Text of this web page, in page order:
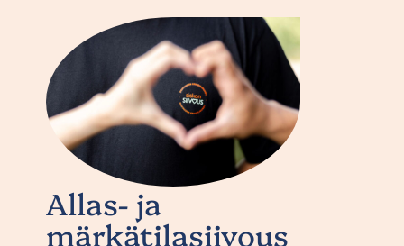
Allas- ja
märkätilasiivous